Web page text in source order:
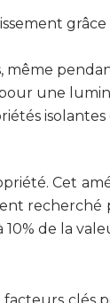
même
une
Cet
de la